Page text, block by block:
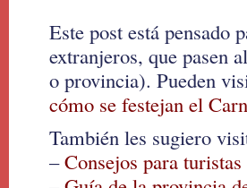
Este post está pensado
extranjeros, que pasen
o provincia). Pueden
cómo se festejan el
También les sugiero
–Consejos para